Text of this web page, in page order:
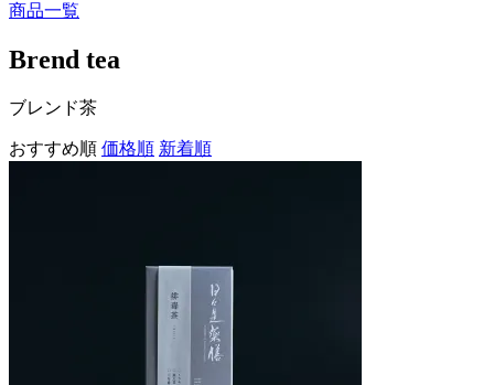
商品一覧
Brend tea
ブレンド茶
おすすめ順 価格順 新着順